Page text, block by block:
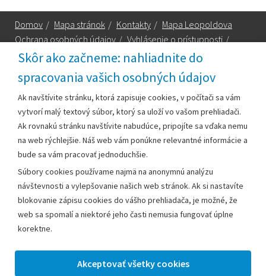
Skôr ako začneme: nahliadnite do
spracovania vašich osobných údajov
Ak navštívite stránku, ktorá zapisuje cookies, v počítači sa vám
vytvorí malý textový súbor, ktorý sa uloží vo vašom prehliadači.
Ak rovnakú stránku navštívite nabudúce, pripojíte sa vďaka nemu
na web rýchlejšie. Náš web vám ponúkne relevantné informácie a
bude sa vám pracovať jednoduchšie.
Súbory cookies používame najmä na anonymnú analýzu
návštevnosti a vylepšovanie našich web stránok. Ak si nastavíte
blokovanie zápisu cookies do vášho prehliadača, je možné, že
web sa spomalí a niektoré jeho časti nemusia fungovať úplne
korektne.
Domov / Mapa stránok / Kontakty / Mapa Leopoldova
Ochrana osobných údajov / Vyhlásenie o prístupnosti /
Technická podpora
Mestský úrad Leopoldov
Hlohovská cesta 1818/2A
920 41 Leopoldov
Kontakt:
Telefón:+42133/285 27 11
Email:
mesto@leopoldov.sk
primatorka@leopoldov.sk